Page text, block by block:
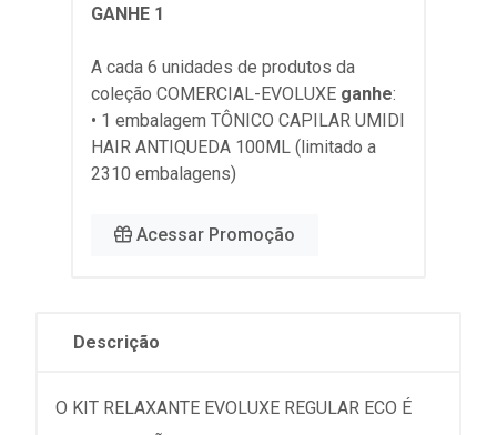
GANHE 1
A cada 6 unidades de produtos da
coleção COMERCIAL-EVOLUXE ganhe:
• 1 embalagem TÔNICO CAPILAR UMIDI
HAIR ANTIQUEDA 100ML (limitado a
2310 embalagens)
Acessar Promoção
Descrição
O KIT RELAXANTE EVOLUXE REGULAR ECO É